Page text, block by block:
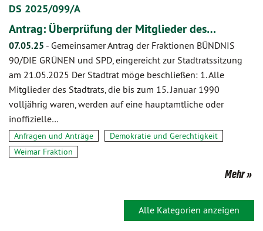
DS 2025/099/A
Antrag: Überprüfung der Mitglieder des…
07.05.25 - Gemeinsamer Antrag der Fraktionen BÜNDNIS
90/DIE GRÜNEN und SPD, eingereicht zur Stadtratssitzung
am 21.05.2025 Der Stadtrat möge beschließen: 1. Alle
Mitglieder des Stadtrats, die bis zum 15. Januar 1990
volljährig waren, werden auf eine hauptamtliche oder
inoffizielle…
Anfragen und Anträge
Demokratie und Gerechtigkeit
Weimar Fraktion
Mehr
Alle Kategorien anzeigen